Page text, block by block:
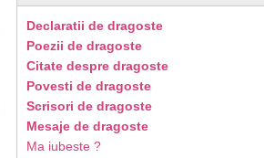
Declaratii de dragoste
Poezii de dragoste
Citate despre dragoste
Povesti de dragoste
Scrisori de dragoste
Mesaje de dragoste
Ma iubeste ?